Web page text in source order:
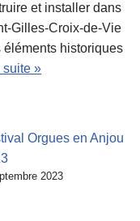
et installer dans
Gilles-Croix-de-Vie
éléments historiques
suite »
Orgues en Anjou
2023